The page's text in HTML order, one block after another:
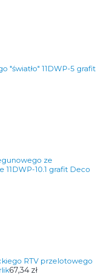
"światło" 11DWP-5 grafit
ze
10.1 grafit Deco
RTV przelotowego
67,34 zł